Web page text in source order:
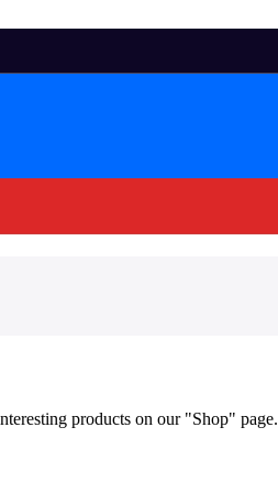
products on our "Shop" page.